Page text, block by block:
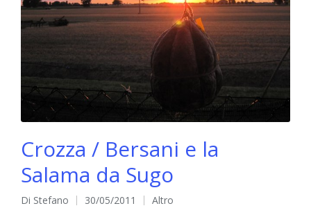
Crozza / Bersani e la
Salama da Sugo
Pubblicato
Di Stefano 30/05/2011
Pubblicato
Altro